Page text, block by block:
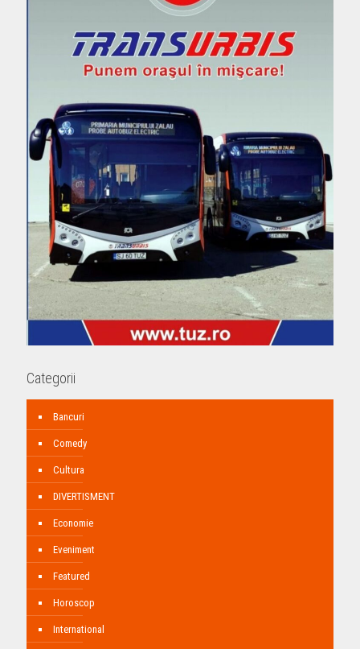
Categorii
Bancuri
Comedy
Cultura
DIVERTISMENT
Economie
Eveniment
Featured
Horoscop
International